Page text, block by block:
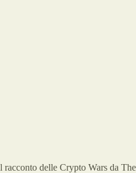
delle Crypto Wars da